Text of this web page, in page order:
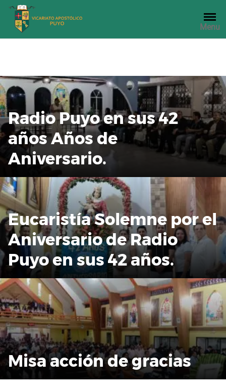
Saltar
contenido
Menu
Radio Puyo en sus 42
años Años de
Aniversario.
Eucaristía Solemne por el
Aniversario de Radio
Puyo en sus 42 años.
Misa acción de gracias